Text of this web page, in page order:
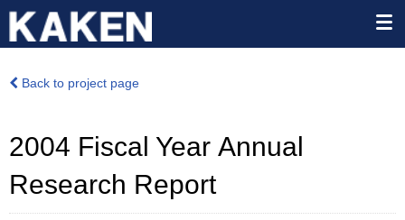
Back to project page
2004 Fiscal Year Annual
Research Report